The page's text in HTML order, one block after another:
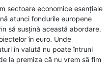
sectoare economice esențiale
atunci fondurile europene
să susțină această abordare.
în euro. Unde
în valută nu poate întruni
la premiza că nu vrem să fim